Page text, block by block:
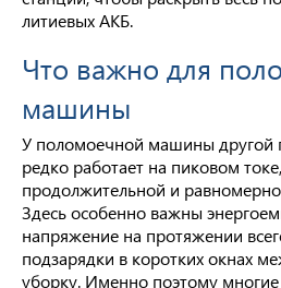
литиевых АКБ.
Что важно для
машины
У поломоечной машины другой
редко работает на пиковом
продолжительной и
Здесь особенно важны
напряжение на протяжении
подзарядки в коротких окнах
уборку. Именно поэтому